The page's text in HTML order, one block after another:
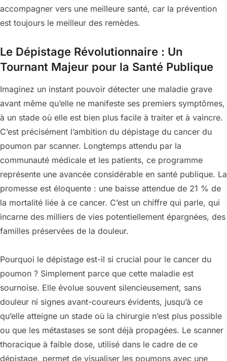
accompagner vers une meilleure santé, car la prévention
est toujours le meilleur des remèdes.
Le Dépistage Révolutionnaire : Un
Tournant Majeur pour la Santé Publique
Imaginez un instant pouvoir détecter une maladie grave
avant même qu’elle ne manifeste ses premiers symptômes,
à un stade où elle est bien plus facile à traiter et à vaincre.
C’est précisément l’ambition du dépistage du cancer du
poumon par scanner. Longtemps attendu par la
communauté médicale et les patients, ce programme
représente une avancée considérable en santé publique. La
promesse est éloquente : une baisse attendue de 21 % de
la mortalité liée à ce cancer. C’est un chiffre qui parle, qui
incarne des milliers de vies potentiellement épargnées, des
familles préservées de la douleur.
Pourquoi le dépistage est-il si crucial pour le cancer du
poumon ? Simplement parce que cette maladie est
sournoise. Elle évolue souvent silencieusement, sans
douleur ni signes avant-coureurs évidents, jusqu’à ce
qu’elle atteigne un stade où la chirurgie n’est plus possible
ou que les métastases se sont déjà propagées. Le scanner
thoracique à faible dose, utilisé dans le cadre de ce
dépistage, permet de visualiser les poumons avec une